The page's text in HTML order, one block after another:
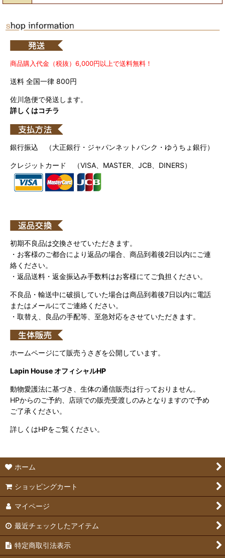
商品購入代金（税抜）6,000円以上で送料無料！
送料 全国一律 800円
佐川急便で発送します。
詳しくはコチラ
銀行振込 （大正銀行・ジャパンネットバンク・ゆうちょ銀行）
クレジットカード （VISA、MASTER、JCB、DINERS）
初期不良品は交換させていただきます。
・お客様のご都合により返品の場合、商品到着後2日以内にご連
絡ください。
・返品送料・返金振込み手数料はお客様にてご負担ください。
不良品・輸送中に破損していた場合は商品到着後7日以内に電話
またはメールにてご連絡ください。
・取替え、良品の手配等、至急対応をさせていただきます。
ホームページにて販売うさぎを公開しています。
Lapin House オフィシャルHP
動物愛護法に基づき、生体の通信販売は行っておりません。
HPからのご予約、店頭での販売受渡しのみとなりますので予め
ご了承ください。
詳しくはHPをご覧ください。
ホーム
ショッピングカート
マイページ
最近チェックしたアイテム
特定商取引法表示